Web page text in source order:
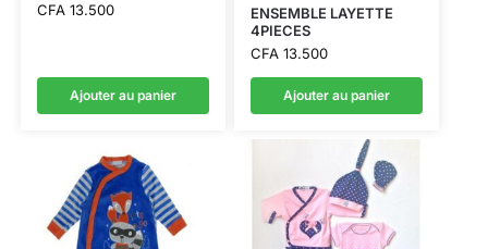
CFA13.500
Ajouter au panier
ENSEMBLE LAYETTE
4PIECES
CFA13.500
Ajouter au panier